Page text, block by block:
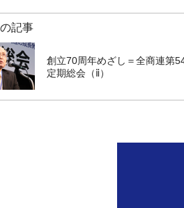
記事
創立70周年めざし＝全商連第
定期総会（ⅱ）